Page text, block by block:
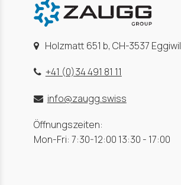
Holzmatt 651 b, CH-3537 Eggiwil
+41 (0)34 491 81 11
info@zaugg.swiss
Öffnungszeiten:
Mon-Fri: 7:30-12:00 13:30 - 17:00